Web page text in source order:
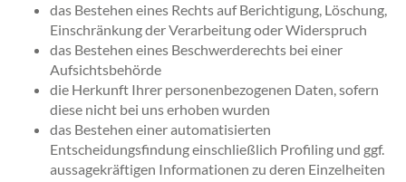
das Bestehen eines Rechts auf Berichtigung, Löschung,
Einschränkung der Verarbeitung oder Widerspruch
das Bestehen eines Beschwerderechts bei einer
Aufsichtsbehörde
die Herkunft Ihrer personenbezogenen Daten, sofern
diese nicht bei uns erhoben wurden
das Bestehen einer automatisierten
Entscheidungsfindung einschließlich Profiling und ggf.
aussagekräftigen Informationen zu deren Einzelheiten